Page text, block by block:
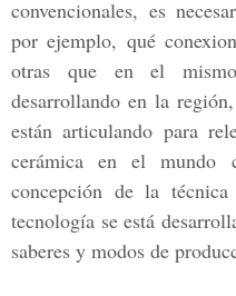
convencionales, es
por ejemplo, qué
otras que en el
desarrollando en la
están articulando para
cerámica en el mundo
concepción de la
tecnología se está
saberes y modos de